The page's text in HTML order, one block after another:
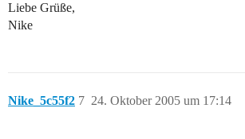
Liebe Grüße,
Nike
Nike_5c55f2 24. Oktober 2005 um 17:14
7